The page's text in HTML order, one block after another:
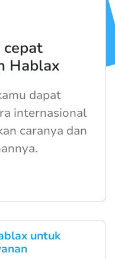
untuk
cepat
Hablax
dapat
internasional
caranya dan